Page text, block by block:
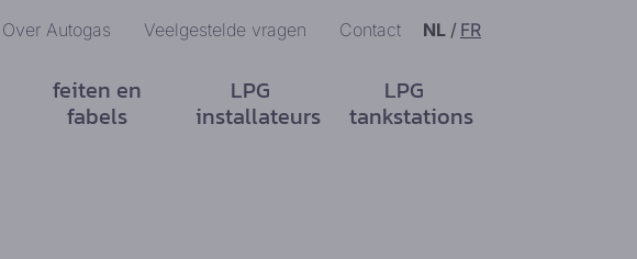
Over Autogas Veelgestelde vragen Contact NL / FR
feiten en
fabels
LPG
installateurs
LPG
tankstations